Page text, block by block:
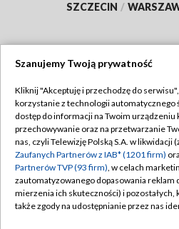
SZCZECIN /
TVP
Abonament TVP
Emisja w TVP
Centrum informacji TVP
Naziemna Telewizja Cyfrowa
Polityka
Moje
Szanujemy Twoją prywatność
Kliknij "Akceptuję i przechodzę do
korzystanie z technologii automatycznego
dostęp do informacji na Twoim urządzeniu
przechowywanie oraz na przetwarzanie
nas, czyli Telewizję Polską S.A. w likwidacji
Zaufanych Partnerów z IAB* (1201 firm)
Partnerów TVP (93 firm), w celach
zautomatyzowanego dopasowania reklam
mierzenia ich skuteczności) i pozostałych,
także zgody na udostępnianie przez nas